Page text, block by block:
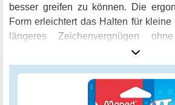
besser greifen zu können. Die
Form erleichtert das Halten für
längeres Zeichenvergnügen
Holen Sie sich jetzt das Maped
Wax Set und lassen Sie Ihre